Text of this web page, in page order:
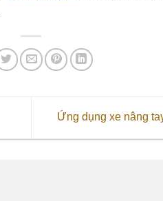
Ứng dụng xe nâng